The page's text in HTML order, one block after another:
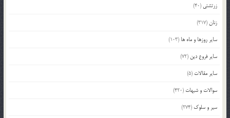
زرتشتی (40)
زنان(317)
سایر روزها و ماه ها (103)
سایر فروع دین (72)
سایر مقالات (5)
سوالات و شبهات (420)
سیر و سلوک (274)